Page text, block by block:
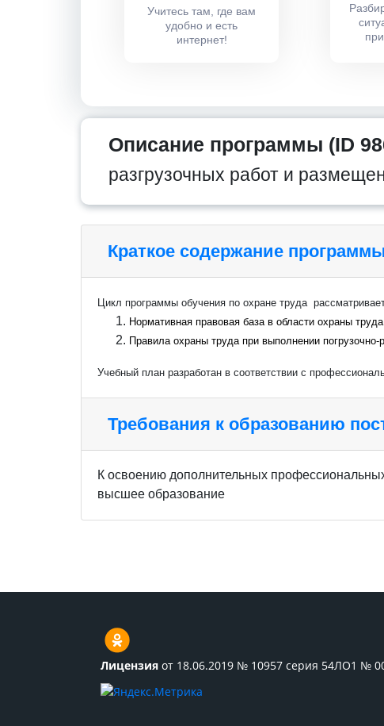
Учитесь там, где вам
удобно и есть
интернет!
Описание программы (ID
разгрузочных работ и
Краткое содержание
Цикл программы обучения по охране труда
Нормативная правовая база в области охраны
Правила охраны труда при выполнении
Учебный план разработан в соответствии с
Требования к образованию
К освоению дополнительных
высшее образование
Лицензия от 18.06.2019 № 10957 серия 54ЛО1 №